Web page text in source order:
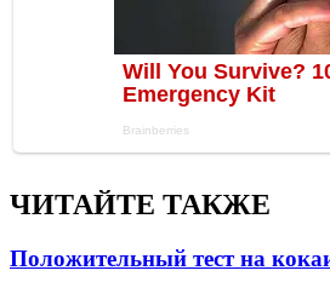
ЧИТАЙТЕ ТАКЖЕ
Положительный тест на